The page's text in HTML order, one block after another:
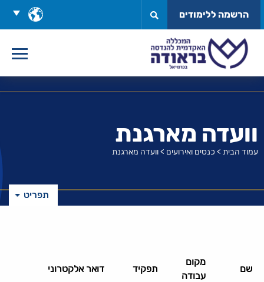
לתוכן
בחר
שפה
הרשמה ללימודים
וועדה מארגנת
עמוד הבית > כנסים ואירועים >וועדה מארגנת
תפריט
שם
מקום
עבודה
תפקיד דואר אלקטרוני